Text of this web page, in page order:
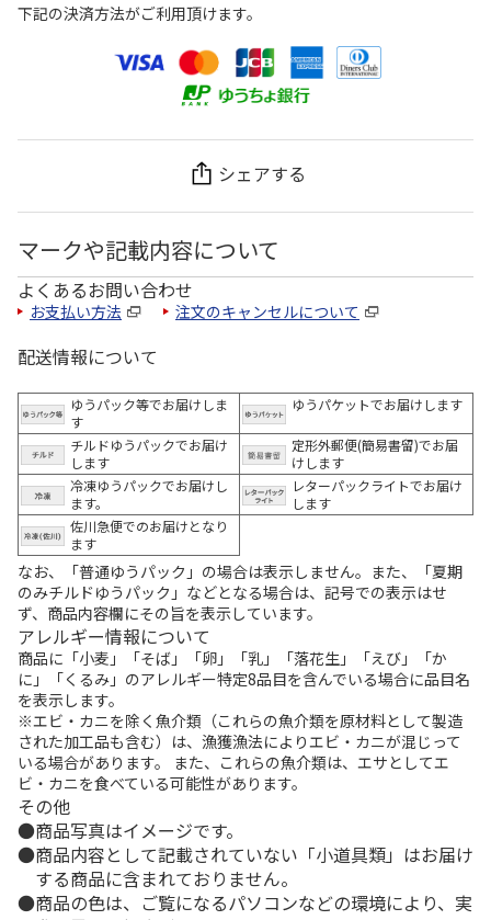
下記の決済方法がご利用頂けます。
シェアする
マークや記載内容について
よくあるお問い合わせ
お支払い方法 注文のキャンセルについて
配送情報について
ゆうパック等でお届けしま
す
ゆうパケットでお届けします
チルドゆうパックでお届け
します
定形外郵便(簡易書留)でお届
けします
冷凍ゆうパックでお届けし
ます。
レターパックライトでお届け
します
佐川急便でのお届けとなり
ます
なお、「普通ゆうパック」の場合は表示しません。また、「夏期
のみチルドゆうパック」などとなる場合は、記号での表示はせ
ず、商品内容欄にその旨を表示しています。
アレルギー情報について
商品に「小麦」「そば」「卵」「乳」「落花生」「えび」「か
に」「くるみ」のアレルギー特定8品目を含んでいる場合に品目名
を表示します。
※エビ・カニを除く魚介類（これらの魚介類を原材料として製造
された加工品も含む）は、漁獲漁法によりエビ・カニが混じって
いる場合があります。 また、これらの魚介類は、エサとしてエ
ビ・カニを食べている可能性があります。
その他
商品写真はイメージです。
商品内容として記載されていない「小道具類」はお届け
する商品に含まれておりません。
商品の色は、ご覧になるパソコンなどの環境により、実